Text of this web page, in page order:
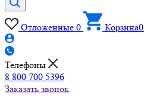
Отложенные 0 Корзина0
Телефоны
8 800 700 5396
Заказать звонок